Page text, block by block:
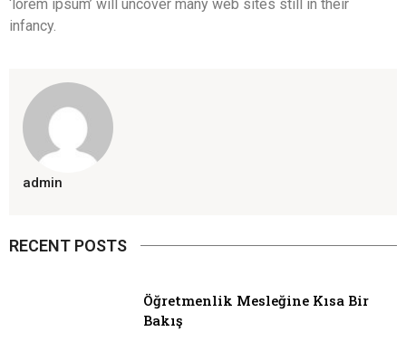
‘lorem ipsum’ will uncover many web sites still in their
infancy.
admin
RECENT POSTS
Öğretmenlik Mesleğine Kısa Bir
Bakış